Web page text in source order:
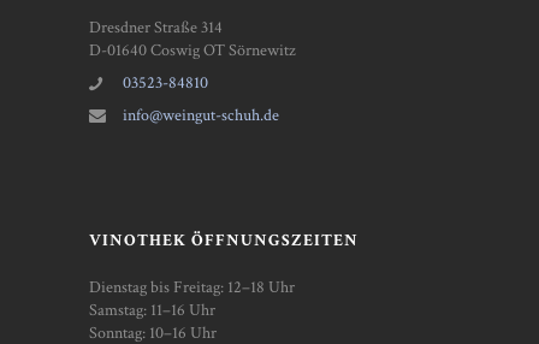
Dresdner Straße 314
D-01640 Coswig OT Sörnewitz
03523-84810
info@weingut-schuh.de
VINOTHEK ÖFFNUNGSZEITEN
Dienstag bis Freitag: 12–18 Uhr
Samstag: 11–16 Uhr
Sonntag: 10–16 Uhr